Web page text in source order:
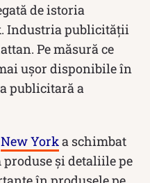
de istoria
Industria publicității
Pe măsură ce
ușor disponibile în
publicitară a
New Yorka schimbat
și detaliile pe